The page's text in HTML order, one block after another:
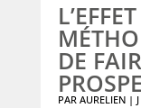
DE
PAR AURELIEN|